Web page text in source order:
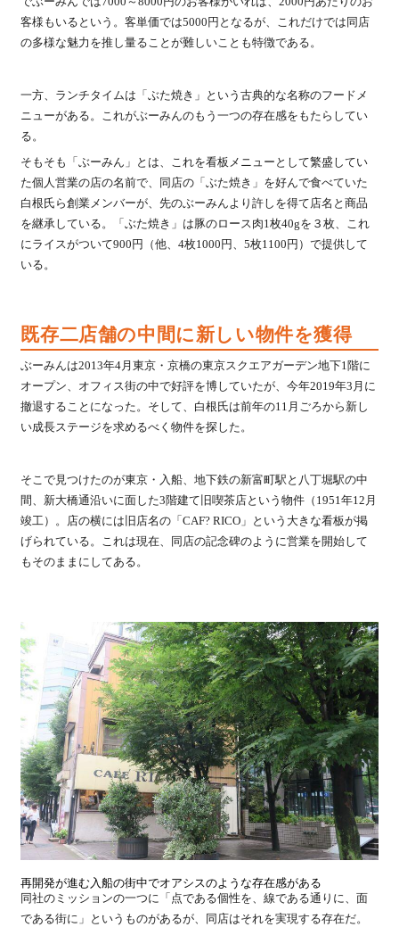
客様もいるという。客単価では5000円となるが、これだけでは同店
の多様な魅力を推し量ることが難しいことも特徴である。
一方、ランチタイムは「ぶた焼き」という古典的な名称のフードメ
ニューがある。これがぶーみんのもう一つの存在感をもたらしてい
る。
そもそも「ぶーみん」とは、これを看板メニューとして繁盛してい
た個人営業の店の名前で、同店の「ぶた焼き」を好んで食べていた
白根氏ら創業メンバーが、先のぶーみんより許しを得て店名と商品
を継承している。「ぶた焼き」は豚のロース肉1枚40gを３枚、これ
にライスがついて900円（他、4枚1000円、5枚1100円）で提供して
いる。
既存二店舗の中間に新しい物件を獲得
ぶーみんは2013年4月東京・京橋の東京スクエアガーデン地下1階に
オープン、オフィス街の中で好評を博していたが、今年2019年3月に
撤退することになった。そして、白根氏は前年の11月ごろから新し
い成長ステージを求めるべく物件を探した。
そこで見つけたのが東京・入船、地下鉄の新富町駅と八丁堀駅の中
間、新大橋通沿いに面した3階建て旧喫茶店という物件（1951年12月
竣工）。店の横には旧店名の「CAF? RICO」という大きな看板が掲
げられている。これは現在、同店の記念碑のように営業を開始して
もそのままにしてある。
再開発が進む入船の街中でオアシスのような存在感がある
同社のミッションの一つに「点である個性を、線である通りに、面
である街に」というものがあるが、同店はそれを実現する存在だ。